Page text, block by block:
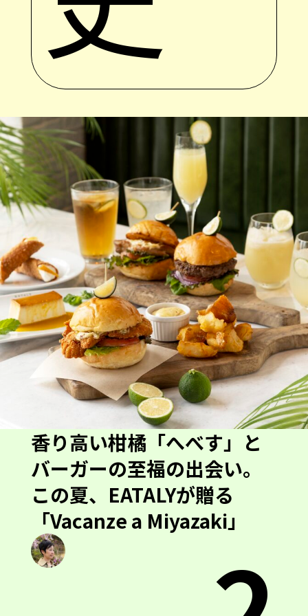
香り高い柑橘「へべす」と
バーガーの至福の出会い。
この夏、EATALYが贈る
「Vacanze a Miyazaki」